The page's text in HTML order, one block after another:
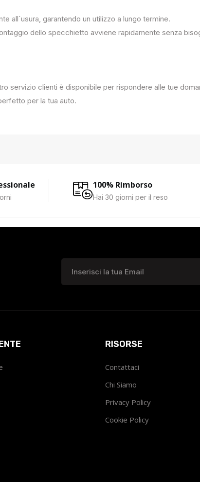
all`usura, garantendo un utilizzo a lungo termine.
dello specchietto avviene rapidamente senza
servizio clienti è disponibile per rispondere alle tue
per la tua auto.
100% Rimborso
Hai 30 giorni per il reso
RISORSE
Contattaci
Chi Siamo
Privacy Policy
Cookie Policy